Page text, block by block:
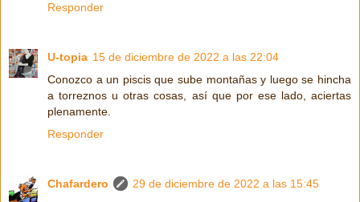
Responder
U-topia 15 de diciembre de 2022 a las 22:04
Conozco a un piscis que sube montañas y luego se hincha
a torreznos u otras cosas, así que por ese lado, aciertas
plenamente.
Responder
Chafardero
29 de diciembre de 2022 a las 15:45